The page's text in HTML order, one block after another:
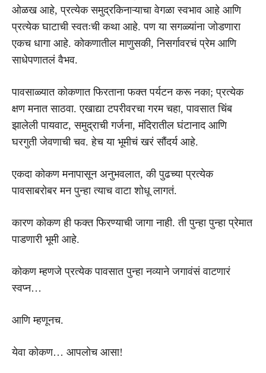
ओळख आहे, प्रत्येक समुद्रकिनाऱ्याचा वेगळा स्वभाव आहे आणि
प्रत्येक घाटाची स्वतःची कथा आहे. पण या सगळ्यांना जोडणारा
एकच धागा आहे. कोकणातील माणुसकी, निसर्गावरचं प्रेम आणि
साधेपणातलं वैभव.
पावसाळ्यात कोकणात फिरताना फक्त पर्यटन करू नका; प्रत्येक
क्षण मनात साठवा. एखाद्या टपरीवरचा गरम चहा, पावसात चिंब
झालेली पायवाट, समुद्राची गर्जना, मंदिरातील घंटानाद आणि
घरगुती जेवणाची चव. हेच या भूमीचं खरं सौंदर्य आहे.
एकदा कोकण मनापासून अनुभवलात, की पुढच्या प्रत्येक
पावसाबरोबर मन पुन्हा त्याच वाटा शोधू लागतं.
कारण कोकण ही फक्त फिरण्याची जागा नाही. ती पुन्हा पुन्हा प्रेमात
पाडणारी भूमी आहे.
कोकण म्हणजे प्रत्येक पावसात पुन्हा नव्याने जगावंसं वाटणारं
स्वप्न…
आणि म्हणूनच.
येवा कोकण… आपलोच आसा!